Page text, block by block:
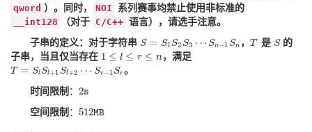
qword ）。同时， NOI
系列赛事均禁止使用非标准的
__int128
（对于 C/C++ 语言），请选手注意。
子串的定义：对于字符串 S = S1S2S3 ⋯ Sn−1Sn
S=S1S2S3⋯ S n − 1Sn ，T
T 是 S
S的
子串，当且仅当存在 1 ≤ l ≤ r ≤ n
1 ≤l≤ r ≤n ，满足
T = SlSl+1Sl+2 ⋯ Sr−1Sr
T =Sl Sl+1Sl+2⋯ S r − 1Sr
。
时间限制 ： 2s
2s
空间限制 ： 512MB
512MB